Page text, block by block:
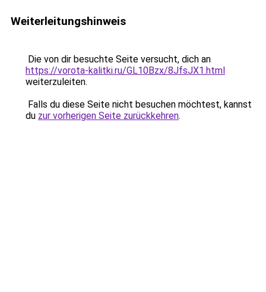
Weiterleitungshinweis
Die von dir besuchte Seite versucht, dich an
https://vorota-kalitki.ru/GL10Bzx/8JfsJX1.html
weiterzuleiten.
Falls du diese Seite nicht besuchen möchtest, kannst
du zur vorherigen Seite zurückkehren.